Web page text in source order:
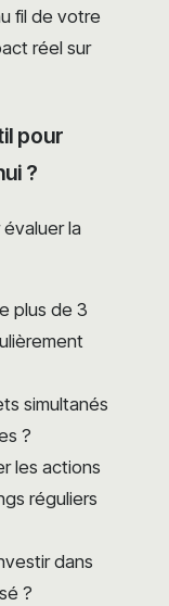
fil de votre
réel sur
pour
?
la
plus de 3
simultanés
?
les actions
réguliers
dans
?